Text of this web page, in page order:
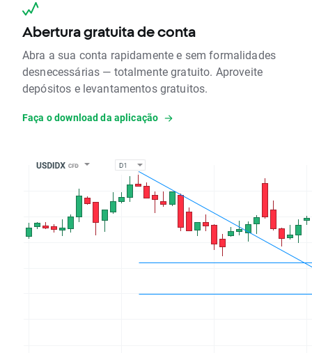
Abertura gratuita de conta
Abra a sua conta rapidamente e sem formalidades
desnecessárias — totalmente gratuito. Aproveite
depósitos e levantamentos gratuitos.
Faça o download da aplicação